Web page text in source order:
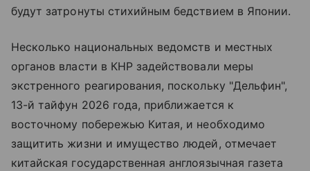
будут затронуты стихийным бедствием в Японии.
Несколько национальных ведомств и местных
органов власти в КНР задействовали меры
экстренного реагирования, поскольку "Дельфин",
13-й тайфун 2026 года, приближается к
восточному побережью Китая, и необходимо
защитить жизни и имущество людей, отмечает
китайская государственная англоязычная газета